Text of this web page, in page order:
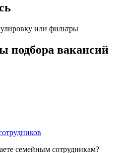
или фильтры
подбора вакансий
семейным сотрудникам?